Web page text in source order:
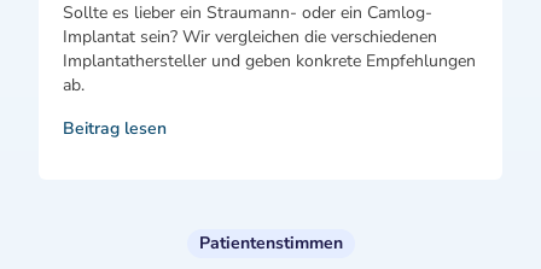
Sollte es lieber ein Straumann- oder ein Camlog-
Implantat sein? Wir vergleichen die verschiedenen
Implantathersteller und geben konkrete Empfehlungen
ab.
Beitrag lesen
Patientenstimmen